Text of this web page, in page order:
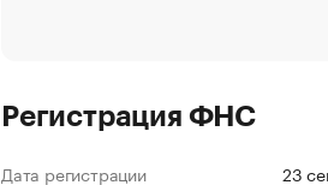
Регистрация ФНС
Дата регистрации
23